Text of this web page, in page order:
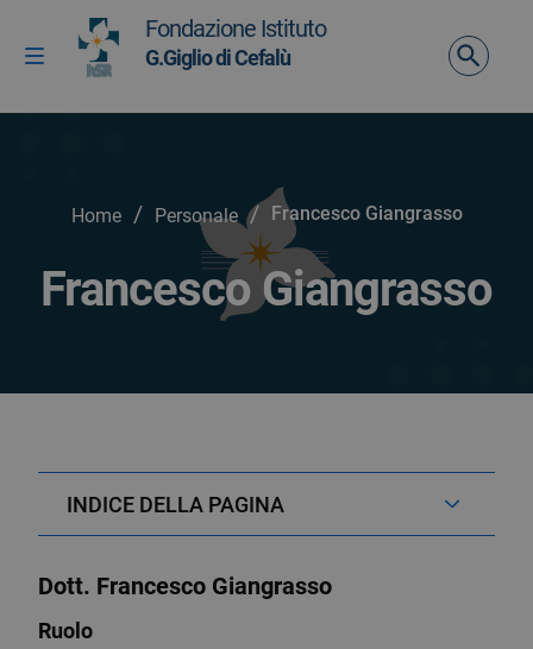
Vai ai contenuti
Vai al menu di navigazione
Vai al footer
Attiva / disattiva la navigazione
Fondazione Istituto
G.Giglio di Cefalù
Home / Personale / Francesco Giangrasso
Francesco Giangrasso
INDICE DELLA PAGINA
Dott. Francesco Giangrasso
Ruolo